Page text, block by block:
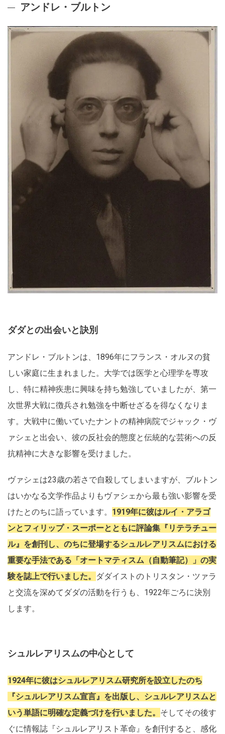
アンドレ・ブルトン
ダダとの出会いと訣別
アンドレ・ブルトンは、1896年にフランス・オルヌの貧
しい家庭に生まれました。大学では医学と心理学を専攻
し、特に精神疾患に興味を持ち勉強していましたが、第一
次世界大戦に徴兵され勉強を中断せざるを得なくなりま
す。大戦中に働いていたナントの精神病院でジャック・ヴ
ァシェと出会い、彼の反社会的態度と伝統的な芸術への反
抗精神に大きな影響を受けました。
ヴァシェは23歳の若さで自殺してしまいますが、ブルトン
はいかなる文学作品よりもヴァシェから最も強い影響を受
けたとのちに語っています。 1919年に彼はルイ・アラゴ
ンとフィリップ・スーポーとともに評論集『リテラチュー
ル』を創刊し、のちに登場するシュルレアリスムにおける
重要な手法である「オートマティスム（自動筆記）」の実
験を誌上で行いました。
ダダイストのトリスタン・ツァラ
と交流を深めてダダの活動を行うも、1922年ごろに決別
します。
シュルレアリスムの中心として
1924年に彼はシュルレアリスム研究所を設立したのち
『シュルレアリスム宣言』を出版し、シュルレアリスムと
いう単語に明確な定義づけを行いました。 そしてその後す
ぐに情報誌『シュルレアリスト革命』を創刊すると、感化